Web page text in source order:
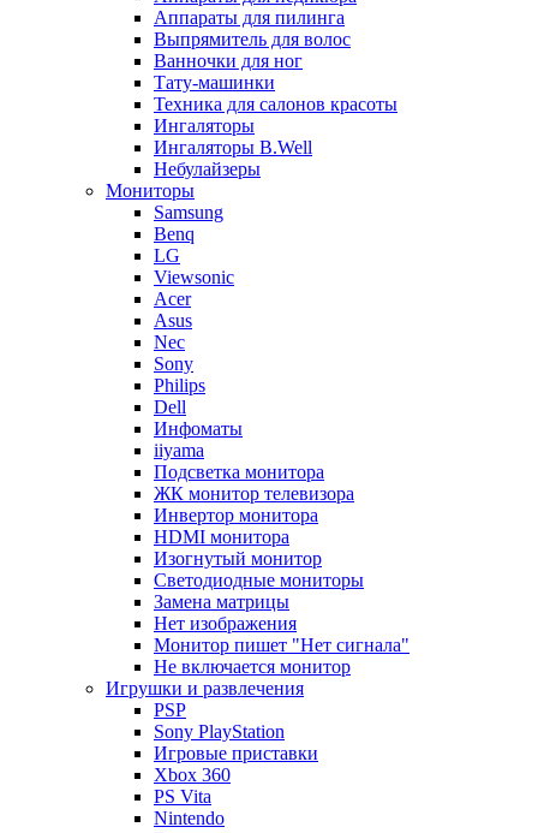
Аппараты для пилинга
Выпрямитель для волос
Ванночки для ног
Тату-машинки
Техника для салонов красоты
Ингаляторы
Ингаляторы B.Well
Небулайзеры
Мониторы
Samsung
Benq
LG
Viewsonic
Acer
Asus
Nec
Sony
Philips
Dell
Инфоматы
iiyama
Подсветка монитора
ЖК монитор телевизора
Инвертор монитора
HDMI монитора
Изогнутый монитор
Светодиодные мониторы
Замена матрицы
Нет изображения
Монитор пишет "Нет сигнала"
Не включается монитор
Игрушки и развлечения
PSP
Sony PlayStation
Игровые приставки
Xbox 360
PS Vita
Nintendo